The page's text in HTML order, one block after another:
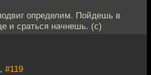
определим. Пойдешь в
и сраться начнешь. (с)
#119